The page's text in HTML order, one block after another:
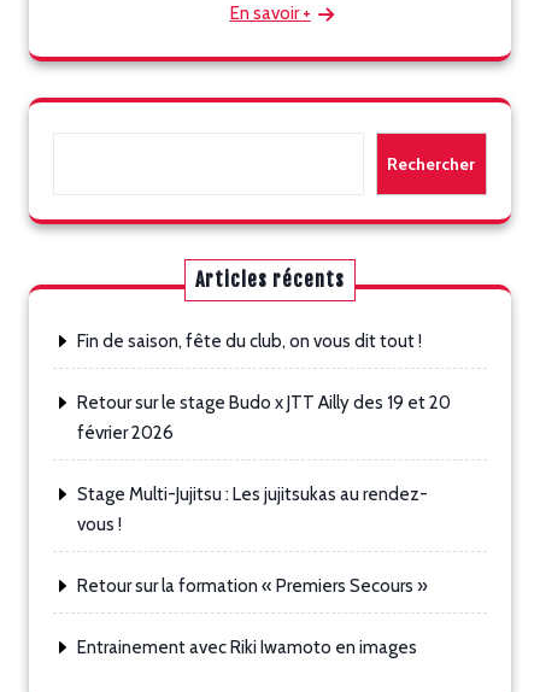
En savoir +
Rechercher
Rechercher
Articles récents
Fin de saison, fête du club, on vous dit tout !
Retour sur le stage Budo x JTT Ailly des 19 et 20
février 2026
Stage Multi-Jujitsu : Les jujitsukas au rendez-
vous !
Retour sur la formation « Premiers Secours »
Entrainement avec Riki Iwamoto en images